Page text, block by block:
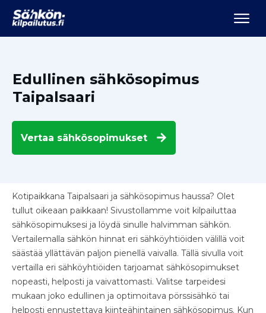
Edullinen sähkösopimus
Taipalsaari
Vertaa sähkösopimukset
Kotipaikkana Taipalsaari ja sähkösopimus haussa? Olet
tullut oikeaan paikkaan! Sivustollamme voit kilpailuttaa
sähkösopimuksesi ja löydä sinulle halvimman sähkön.
Vertailemalla sähkön hinnat eri sähköyhtiöiden välillä voit
säästää yllättävän paljon pienellä vaivalla. Tällä sivulla voit
vertailla eri sähköyhtiöiden tarjoamat sähkösopimukset
nopeasti, helposti ja vaivattomasti. Valitse tarpeidesi
mukaan joko edullinen ja optimoitava pörssisähkö tai
helposti ennustettava kiinteähintainen sähkösopimus. Kun